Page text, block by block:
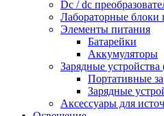
Dc / dc
Лабораторные блоки
Элементы питания
Батарейки
Аккумуляторы
Зарядные
Портативные
Зарядные
Аксессуары для